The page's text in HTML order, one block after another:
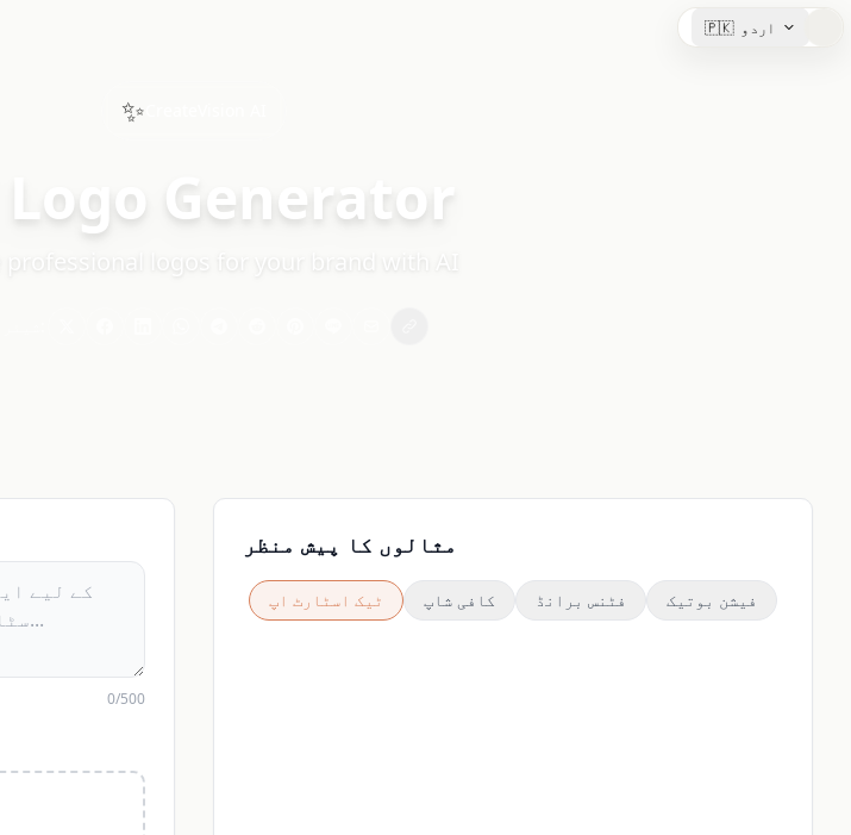
🇵🇰 اردو
✨
Generator
professional logos for your brand with AI
0/500
مثالوں کا پیش منظر
ٹیک اسٹارٹ اپ کافی شاپ فٹنس برانڈ فیشن بوتیک